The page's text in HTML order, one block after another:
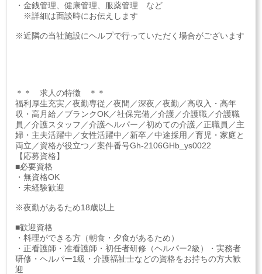
・金銭管理、健康管理、服薬管理 など
※詳細は面談時にお伝えします
※近隣の当社施設にヘルプで行っていただく場合がございます
＊＊ 求人の特徴 ＊＊
福利厚生充実／夜勤専従／夜間／深夜／夜勤／高収入・高年
収・高月給／ブランクOK／社保完備／介護／介護職／介護職
員／介護スタッフ／介護ヘルパー／初めての介護／正職員／主
婦・主夫活躍中／女性活躍中／新卒／中途採用／育児・家庭と
両立／資格が役立つ／案件番号Gh-2106GHb_ys0022
【応募資格】
■必要資格
・無資格OK
・未経験歓迎
※夜勤があるため18歳以上
■歓迎資格
・料理ができる方（朝食・夕食があるため）
・正看護師・准看護師・初任者研修（ヘルパー2級）・実務者
研修・ヘルパー1級・介護福祉士などの資格をお持ちの方大歓
迎